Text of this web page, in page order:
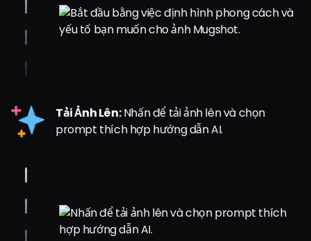
Tải Ảnh Lên:Nhấn để tải ảnh lên và chọn
prompt thích hợp hướng dẫn AI.